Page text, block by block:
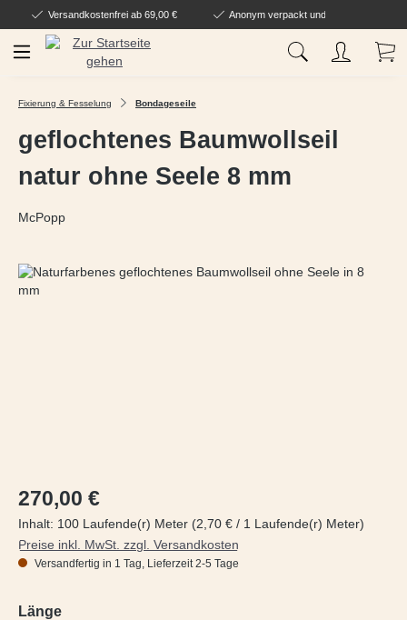
Zum Hauptinhalt springen
Versandkostenfrei ab 69,00 € Anonym verpackt und geliefert
Fixierung & Fesselung Bondageseile
geflochtenes Baumwollseil
natur ohne Seele 8 mm
McPopp
Regulärer Preis:
270,00 €
Inhalt: 100 Laufende(r) Meter (2,70 € / 1 Laufende(r) Meter)
Preise inkl. MwSt. zzgl. Versandkosten
Versandfertig in 1 Tag, Lieferzeit 2-5 Tage
Längeauswählen